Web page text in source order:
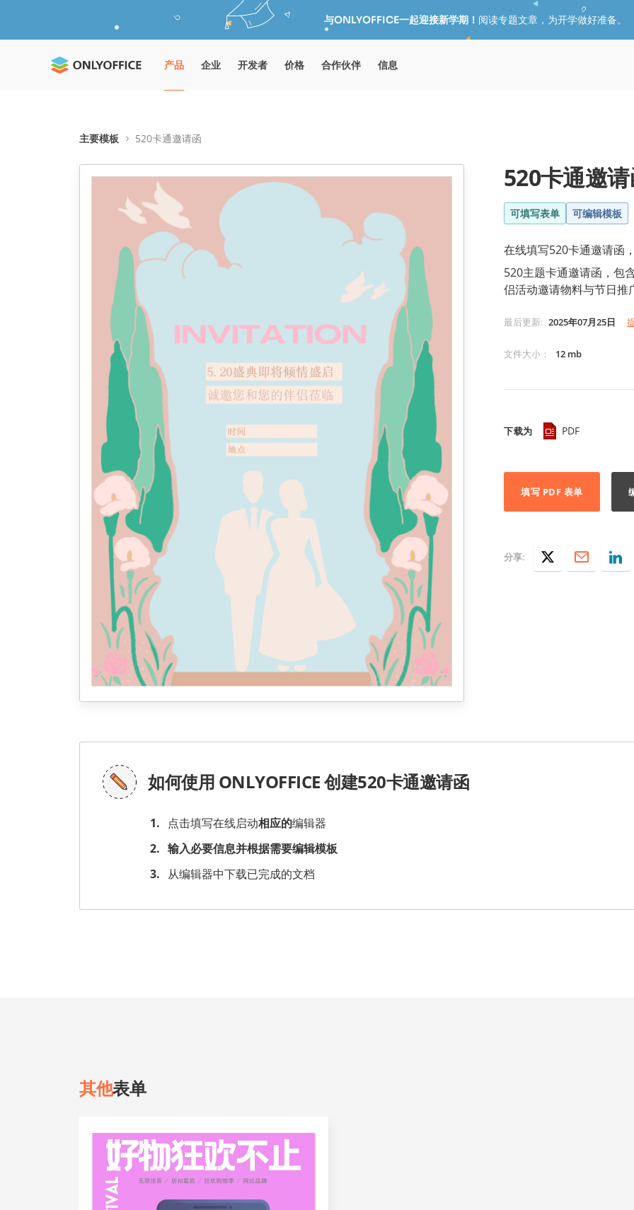
与ONLYOFFICE一起迎接新学期！ 阅读专题文章，为开学做好准备。
产品 企业 开发者 价格 合作伙伴 信息
主要模板 520卡通邀请函
520卡通邀
可填写表单 可编辑模板
在线填写520卡通邀请函
520主题卡通邀请函，包
侣活动邀请物料与节日推
最后更新: 2025年07月25日
文件大小 ： 12 mb
下载为 PDF
填写 PDF 表单
分享:
如何使用 ONLYOFFICE 创建520卡通邀请函
点击填写在线启动相应的编辑器
输入必要信息并根据需要编辑模板
从编辑器中下载已完成的文档
其他表单